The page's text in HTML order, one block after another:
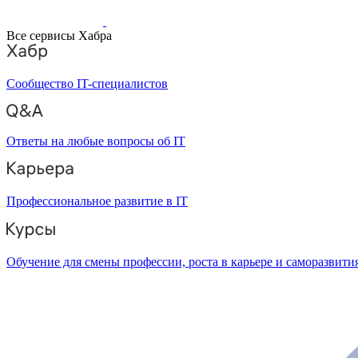
Все сервисы Хабра
Сообщество IT-специалистов
Ответы на любые вопросы об IT
Профессиональное развитие в IT
Обучение для смены профессии, роста в карьере и